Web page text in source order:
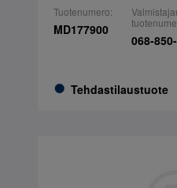
Tuotenumero:
MD177900
Tehdastilaustuote
068-